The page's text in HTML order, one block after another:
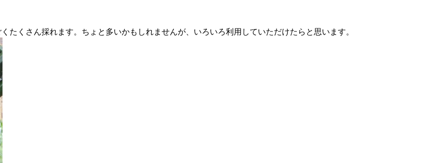
たくさん採れます。ちょと多いかもしれませんが、いろいろ利用していただけたらと思います。